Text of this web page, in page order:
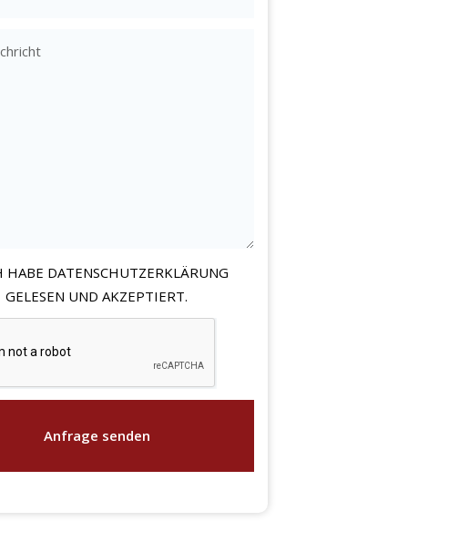
HABE DATENSCHUTZERKLÄRUNG
GELESEN UND AKZEPTIERT.
Anfrage senden